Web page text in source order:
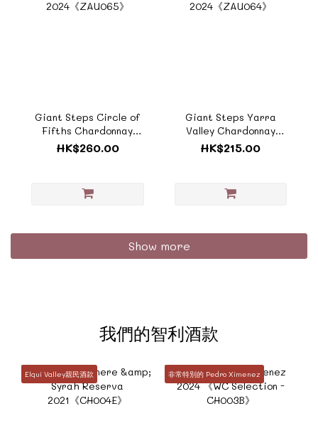
Giant Steps Circle of
Fifths Chardonnay
2024《ZAU065》
HK$260.00
Giant Steps Yarra
Valley Chardonnay
2024《ZAU064》
HK$215.00
Show more
我們的智利酒款
Elqui Valley親民酒款 非常特別的 Pedro Ximenez